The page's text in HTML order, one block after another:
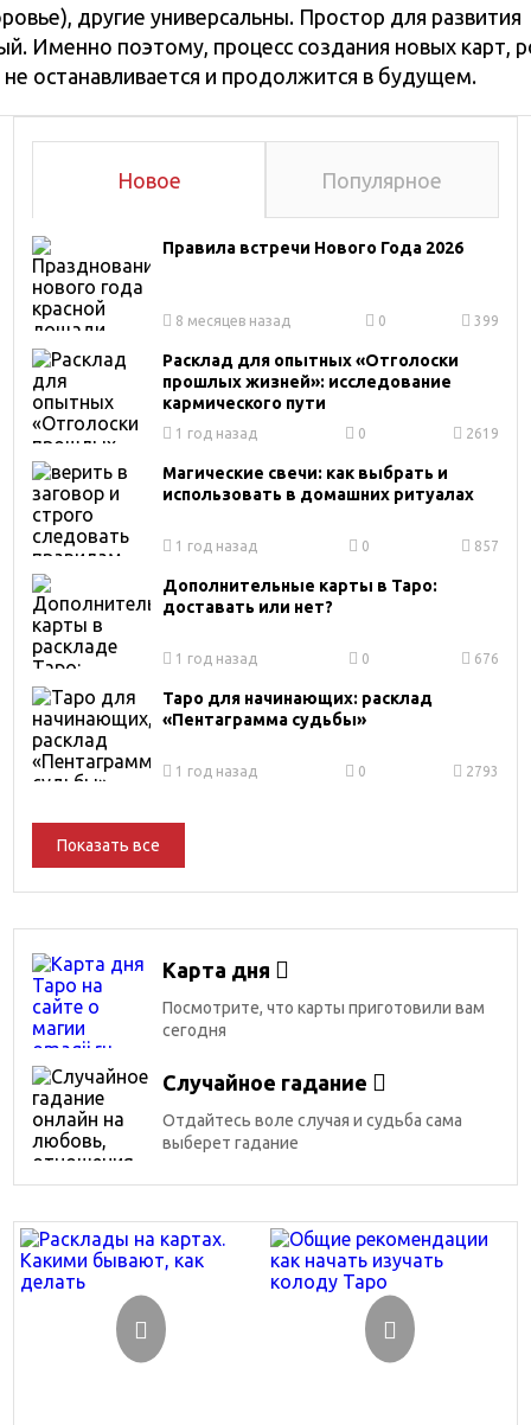
другие универсальны. Простор для развития
Именно поэтому, процесс создания новых карт,
останавливается и продолжится в будущем.
Новое Популярное
Правила встречи Нового Года 2026
8 месяцев назад 0 399
Расклад для опытных «Отголоски
прошлых жизней»: исследование
кармического пути
1 год назад 0 2619
Магические свечи: как выбрать и
использовать в домашних ритуалах
1 год назад 0 857
Дополнительные карты в Таро:
доставать или нет?
1 год назад 0 676
Таро для начинающих: расклад
«Пентаграмма судьбы»
1 год назад 0 2793
Показать все
Карта дня
Посмотрите, что карты приготовили вам
сегодня
Случайное гадание
Отдайтесь воле случая и судьба сама
выберет гадание